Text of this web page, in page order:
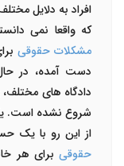
افراد به دلایل
که واقعا نمی
مشکلات حقوقی
دادگاه های
شروع نشده است. یک
از این رو با یک
حقوقی برای هر